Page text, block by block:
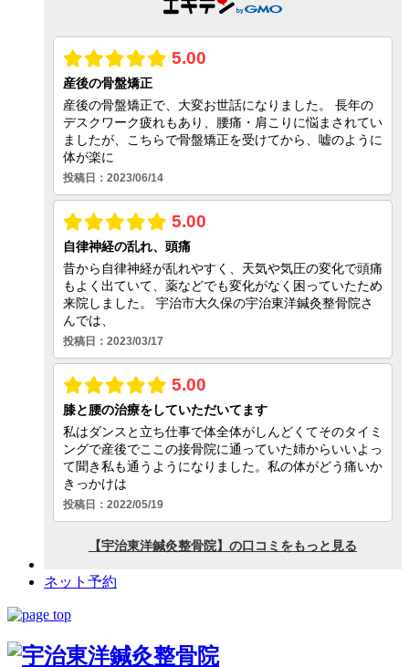
ネット予約